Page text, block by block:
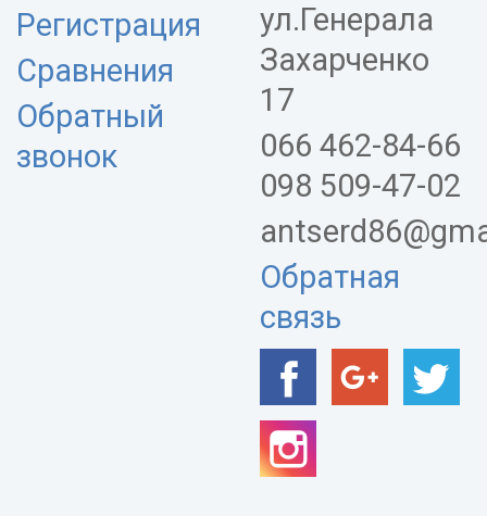
Регистрация
Сравнения
Обратный
звонок
ул.Генерала
Захарченко
17
066 462-84-66
098 509-47-02
Обратная
связь